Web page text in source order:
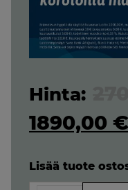
1890,00 €
Lisää tuote